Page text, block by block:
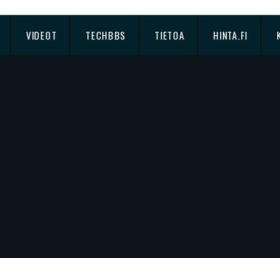
VIDEOT TECHBBS TIETOA HINTA.FI